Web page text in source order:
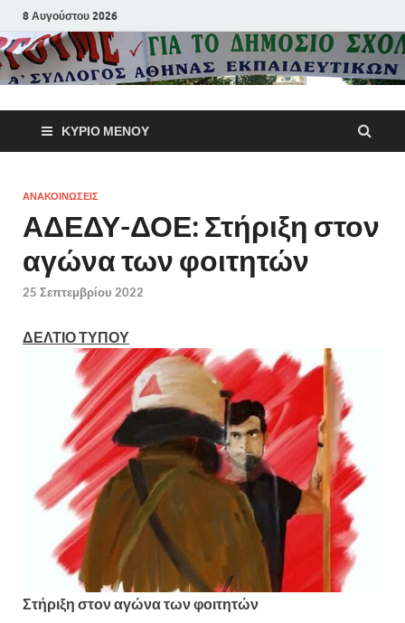
8 Αυγούστου 2026
Α΄
Αθηνών
Π.Ε.
ΚΎΡΙΟ ΜΕΝΟΎ
ΑΝΑΚΟΙΝΩΣΕΙΣ
ΑΔΕΔΥ-ΔΟΕ: Στήριξη στον
αγώνα των φοιτητών
25 Σεπτεμβρίου 2022
ΔΕΛΤΙΟ ΤΥΠΟΥ
Στήριξη στον αγώνα των φοιτητών